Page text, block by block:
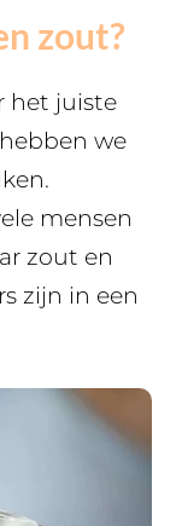
zout?
het juiste
we
mensen
zout en
zijn in een